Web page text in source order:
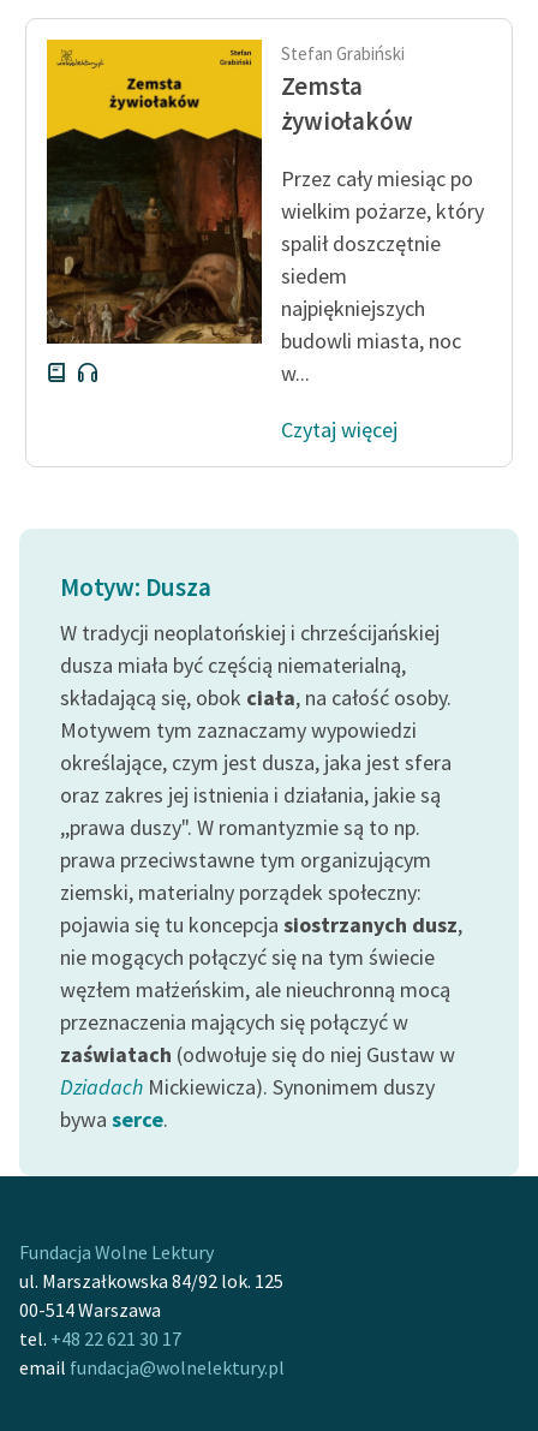
Stefan Grabiński
Zemsta
żywiołaków
Przez cały miesiąc po
wielkim pożarze, który
spalił doszczętnie
siedem
najpiękniejszych
budowli miasta, noc
w...
Czytaj więcej
Motyw: Dusza
W tradycji neoplatońskiej i chrześcijańskiej
dusza miała być częścią niematerialną,
składającą się, obok ciała, na całość osoby.
Motywem tym zaznaczamy wypowiedzi
określające, czym jest dusza, jaka jest sfera
oraz zakres jej istnienia i działania, jakie są
,,prawa duszy". W romantyzmie są to np.
prawa przeciwstawne tym organizującym
ziemski, materialny porządek społeczny:
pojawia się tu koncepcja siostrzanych dusz,
nie mogących połączyć się na tym świecie
węzłem małżeńskim, ale nieuchronną mocą
przeznaczenia mających się połączyć w
zaświatach (odwołuje się do niej Gustaw w
Dziadach Mickiewicza). Synonimem duszy
bywa serce.
Fundacja Wolne Lektury
ul. Marszałkowska 84/92 lok. 125
00-514 Warszawa
tel. +48 22 621 30 17
email fundacja@wolnelektury.pl